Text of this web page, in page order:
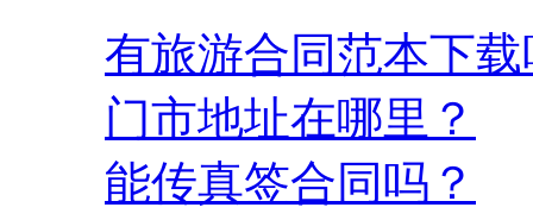
有旅游合同范本下
门市地址在哪里？
能传真签合同吗？